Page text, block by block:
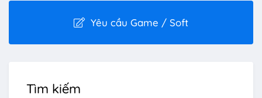
Yêu cầu Game / Soft
Tìm kiếm